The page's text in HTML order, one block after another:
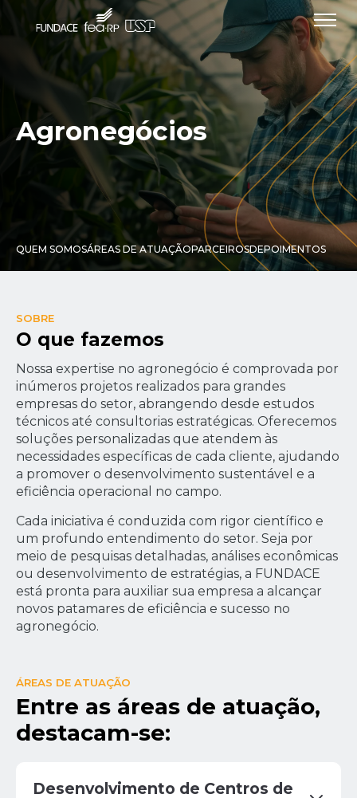
Agronegócios
QUEM SOMOSÁREAS DE ATUAÇÃOPARCEIROSDEPOIMENTOS
SOBRE
O que fazemos
Nossa expertise no agronegócio é comprovada por
inúmeros projetos realizados para grandes
empresas do setor, abrangendo desde estudos
técnicos até consultorias estratégicas. Oferecemos
soluções personalizadas que atendem às
necessidades específicas de cada cliente, ajudando
a promover o desenvolvimento sustentável e a
eficiência operacional no campo.
Cada iniciativa é conduzida com rigor científico e
um profundo entendimento do setor. Seja por
meio de pesquisas detalhadas, análises econômicas
ou desenvolvimento de estratégias, a FUNDACE
está pronta para auxiliar sua empresa a alcançar
novos patamares de eficiência e sucesso no
agronegócio.
ÁREAS DE ATUAÇÃO
Entre as áreas de atuação,
destacam-se:
Desenvolvimento de Centros de